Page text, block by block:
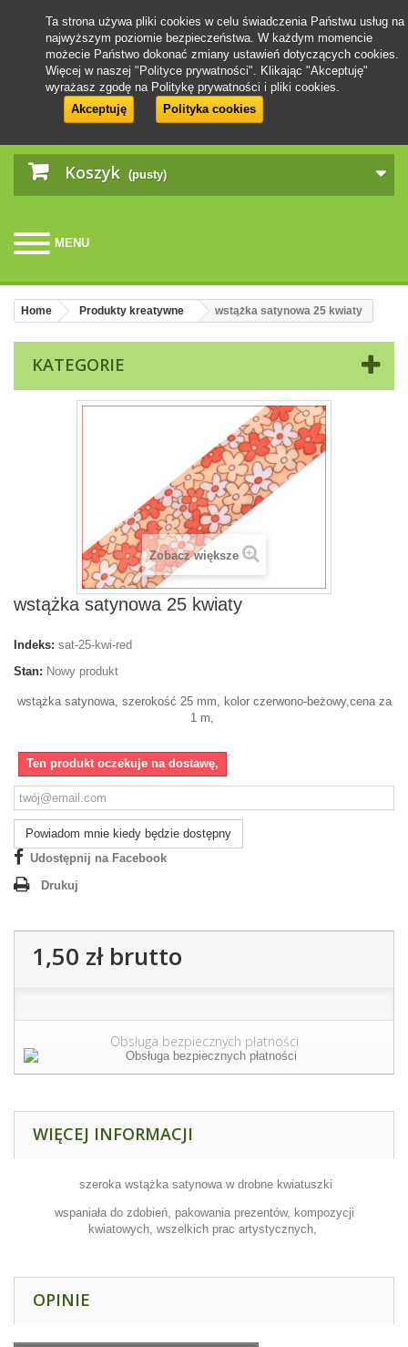
Koszyk (pusty)
MENU
Ta strona używa pliki cookies w celu świadczenia Państwu usług na
najwyższym poziomie bezpieczeństwa. W każdym momencie
możecie Państwo dokonać zmiany ustawień dotyczących cookies.
Więcej w naszej "Polityce prywatności". Klikając "Akceptuję"
wyrażasz zgodę na Politykę prywatności i pliki cookies.
Akceptuję
Polityka cookies
Home Produkty kreatywne wstążka satynowa 25 kwiaty
KATEGORIE
Zobacz większe
wstążka satynowa 25 kwiaty
Indeks: sat-25-kwi-red
Stan: Nowy produkt
wstążka satynowa, szerokość 25 mm, kolor czerwono-beżowy,cena za
1 m,
Ten produkt oczekuje na dostawę,
Powiadom mnie kiedy będzie dostępny
Udostępnij na Facebook
Drukuj
1,50 złbrutto
Obsługa bezpiecznych płatności
WIĘCEJ INFORMACJI
szeroka wstążka satynowa w drobne kwiatuszki
wspaniała do zdobień, pakowania prezentów, kompozycji
kwiatowych, wszelkich prac artystycznych,
OPINIE